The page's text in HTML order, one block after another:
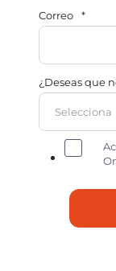
Correo *
¿Deseas que